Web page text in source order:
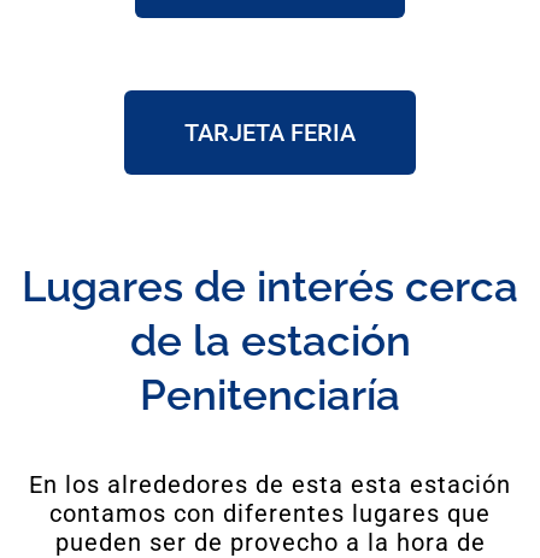
TARJETA FERIA
Lugares de interés cerca
de la estación
Penitenciaría
En los alrededores de esta esta estación
contamos con diferentes lugares que
pueden ser de provecho a la hora de